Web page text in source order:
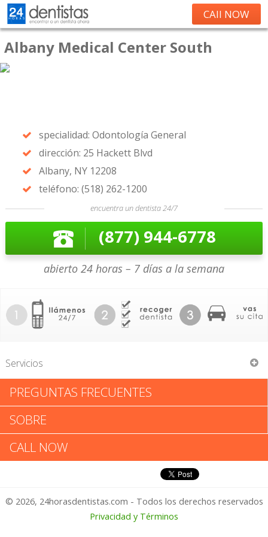
CAll NOW
Albany Medical Center South
specialidad: Odontología General
dirección: 25 Hackett Blvd
Albany, NY 12208
teléfono: (518) 262-1200
encuentra un dentista 24/7
(877) 944-6778
abierto 24 horas – 7 días a la semana
Servicios
Albany Medical Center South
Albany Medical Center South:
Califica tu Experiencia
1 – No Feliz
PREGUNTAS FRECUENTES
SOBRE
CALL NOW
© 2026, 24horasdentistas.com - Todos los derechos reservados
Privacidad y Términos